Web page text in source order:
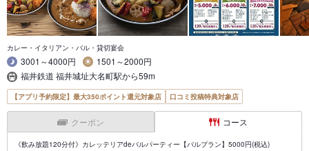
カレー・イタリアン・バル・貸切宴会
3001～4000円
1501～2000円
福井鉄道 福井城址大名町駅から59m
【アプリ予約限定】最大350ポイント還元対象店 口コミ投稿特典対象店
クーポン コース
《飲み放題120分付》カレッテリアdeバルパーティー【バルプラン】5000円(税込)